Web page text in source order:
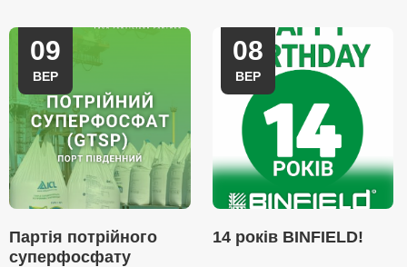
09
ВЕР
Партія потрійного
суперфосфату
08
ВЕР
14 років BINFIELD!